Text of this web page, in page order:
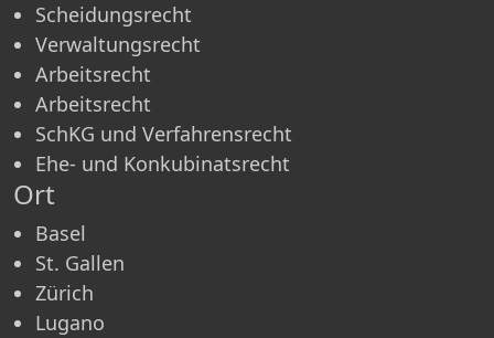
Scheidungsrecht
Verwaltungsrecht
Arbeitsrecht
Arbeitsrecht
SchKG und Verfahrensrecht
Ehe- und Konkubinatsrecht
Ort
Basel
St. Gallen
Zürich
Lugano